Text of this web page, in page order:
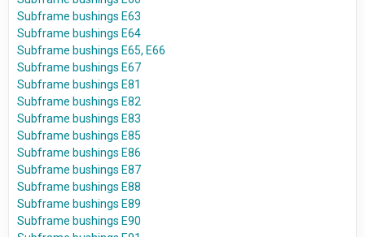
Subframe bushings E63
Subframe bushings E64
Subframe bushings E65, E66
Subframe bushings E67
Subframe bushings E81
Subframe bushings E82
Subframe bushings E83
Subframe bushings E85
Subframe bushings E86
Subframe bushings E87
Subframe bushings E88
Subframe bushings E89
Subframe bushings E90